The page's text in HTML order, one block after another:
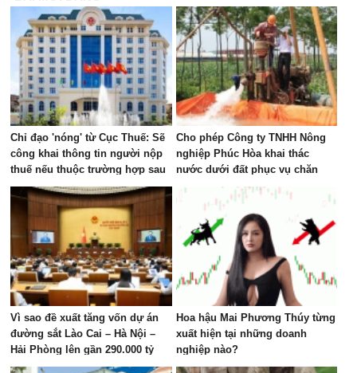
Chỉ đạo 'nóng' từ Cục Thuế: Sẽ
công khai thông tin người nộp
thuế nếu thuộc trường hợp sau
Cho phép Công ty TNHH Nông
nghiệp Phúc Hòa khai thác
nước dưới đất phục vụ chăn
nuôi tập trung tại xã Phúc Lộc
Vì sao đề xuất tăng vốn dự án
đường sắt Lào Cai – Hà Nội –
Hải Phòng lên gần 290.000 tỷ
đồng?
Hoa hậu Mai Phương Thúy từng
xuất hiện tại những doanh
nghiệp nào?